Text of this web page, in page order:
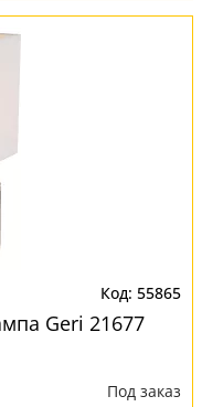
55865
Geri 21677
Под заказ